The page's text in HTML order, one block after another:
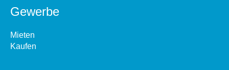
Gewerbe
Mieten
Kaufen